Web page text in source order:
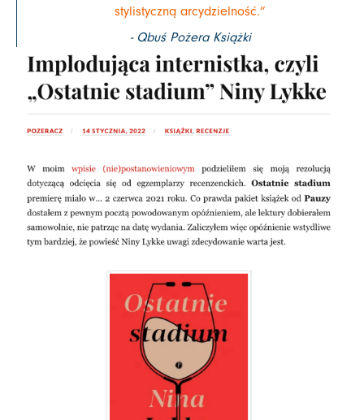
stylistyczną arcydzielność.”
- Qbuś Pożera Książki